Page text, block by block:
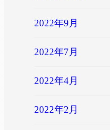
2022年9月
2022年7月
2022年4月
2022年2月